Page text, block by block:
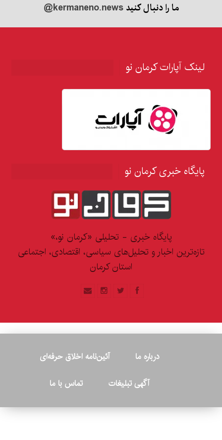
ما را دنبال کنید@kermaneno.news
لینک آپارات کرمان نو
پایگاه خبری کرمان نو
پایگاه خبری - تحلیلی «کرمان نو،»
تازه‌ترین اخبار و تحلیل‌های سیاسی، اقتصادی، اجتماعی
استان کرمان
درباره ما
آئین‌نامه اخلاق حرفه‌ای
آگهی تبلیغات
تماس با ما